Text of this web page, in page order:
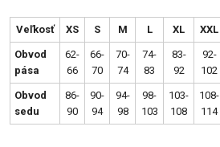
Veľkosť XS S M L XL XXL
Obvod
pása
62-
66
66-
70
70-
74
74-
83
83-
92
92-
102
Obvod
sedu
86-
90
90-
94
94-
98
98-
103
103-
108
108-
114